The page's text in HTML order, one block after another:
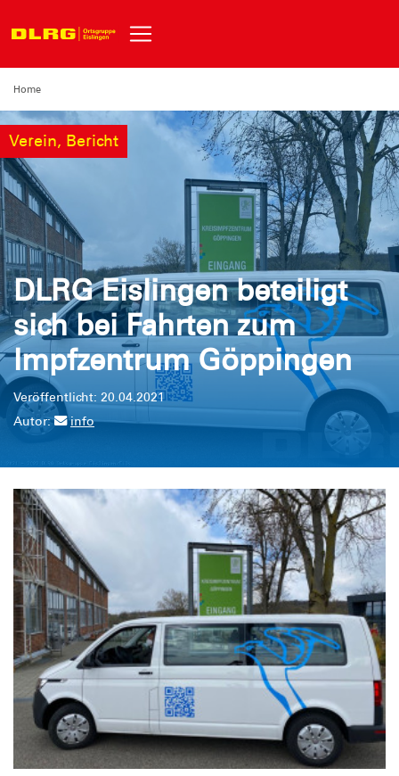
Home
Verein, Bericht
DLRG Eislingen beteiligt
sich bei Fahrten zum
Impfzentrum Göppingen
Veröffentlicht: 20.04.2021
Autor:
info